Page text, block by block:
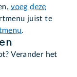
voeg deze
juist te
.
Verander het